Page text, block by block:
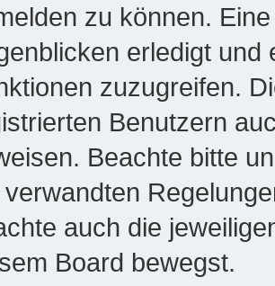
zu können.
erledigt und
zuzugreifen.
Benutzern
Beachte bitte
verwandten
auch die
Board bewegst.